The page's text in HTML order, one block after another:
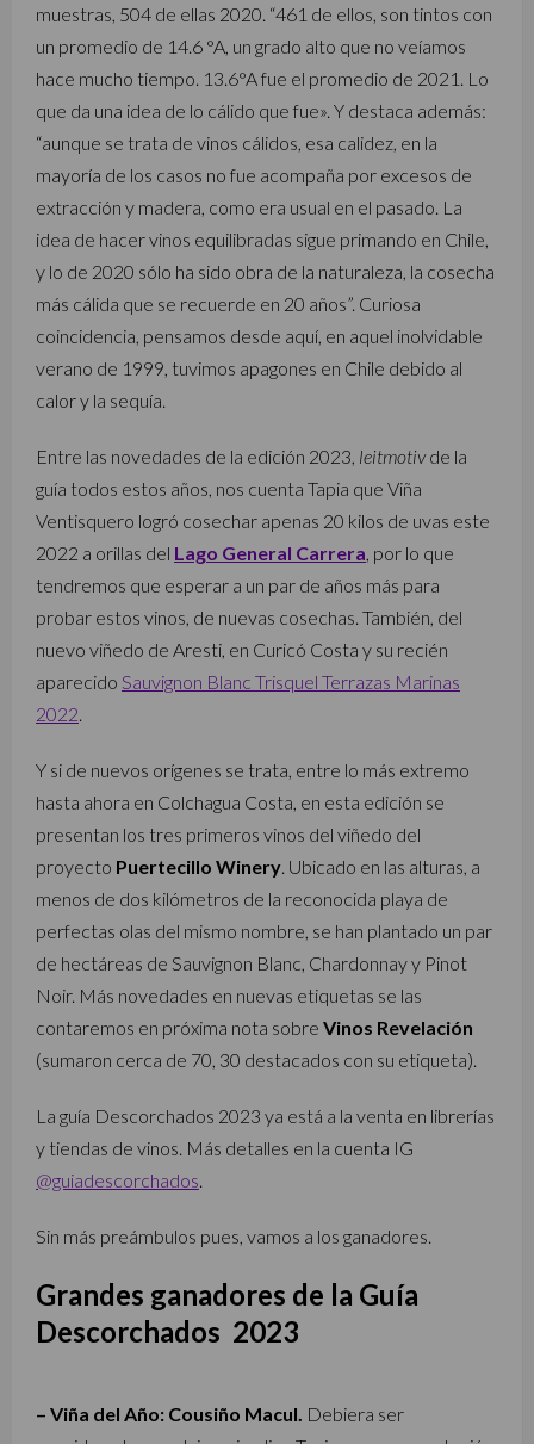
muestras, 504 de ellas 2020. “461 de ellos, son tintos con
un promedio de 14.6 °A, un grado alto que no veíamos
hace mucho tiempo. 13.6°A fue el promedio de 2021. Lo
que da una idea de lo cálido que fue». Y destaca además:
“aunque se trata de vinos cálidos, esa calidez, en la
mayoría de los casos no fue acompaña por excesos de
extracción y madera, como era usual en el pasado. La
idea de hacer vinos equilibradas sigue primando en Chile,
y lo de 2020 sólo ha sido obra de la naturaleza, la cosecha
más cálida que se recuerde en 20 años”. Curiosa
coincidencia, pensamos desde aquí, en aquel inolvidable
verano de 1999, tuvimos apagones en Chile debido al
calor y la sequía.
Entre las novedades de la edición 2023, leitmotivde la
guía todos estos años, nos cuenta Tapia que Viña
Ventisquero logró cosechar apenas 20 kilos de uvas este
2022 a orillas del Lago General Carrera, por lo que
tendremos que esperar a un par de años más para
probar estos vinos, de nuevas cosechas. También, del
nuevo viñedo de Aresti, en Curicó Costa y su recién
aparecido Sauvignon Blanc Trisquel Terrazas Marinas
2022.
Y si de nuevos orígenes se trata, entre lo más extremo
hasta ahora en Colchagua Costa, en esta edición se
presentan los tres primeros vinos del viñedo del
proyecto Puertecillo Winery. Ubicado en las alturas, a
menos de dos kilómetros de la reconocida playa de
perfectas olas del mismo nombre, se han plantado un par
de hectáreas de Sauvignon Blanc, Chardonnay y Pinot
Noir. Más novedades en nuevas etiquetas se las
contaremos en próxima nota sobre Vinos Revelación
(sumaron cerca de 70, 30 destacados con su etiqueta).
La guía Descorchados 2023 ya está a la venta en librerías
y tiendas de vinos. Más detalles en la cuenta IG
@guiadescorchados.
Sin más preámbulos pues, vamos a los ganadores.
Grandes ganadores de la Guía
Descorchados 2023
– Viña del Año: Cousiño Macul. Debiera ser